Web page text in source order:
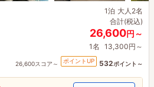
1泊 大人2名
合計(税込)
26,600円～
1名 13,300円～
26,600スコア～ ポイントUP 532ポイント～